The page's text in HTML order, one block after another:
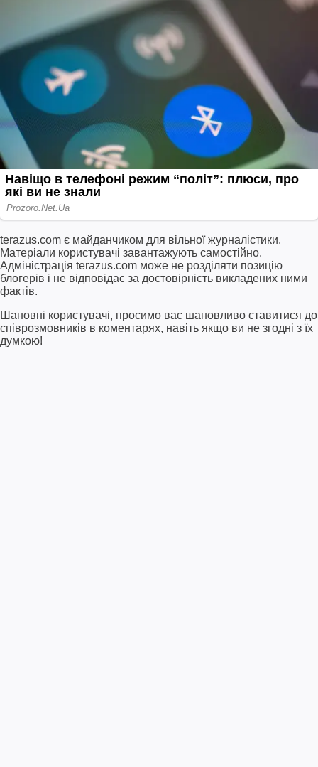
terazus.com є майданчиком для вільної журналістики.
Матеріали користувачі завантажують самостійно.
Адміністрація terazus.com може не розділяти позицію
блогерів і не відповідає за достовірність викладених ними
фактів.
Шановні користувачі, просимо вас шановливо ставитися до
співрозмовників в коментарях, навіть якщо ви не згодні з їх
думкою!